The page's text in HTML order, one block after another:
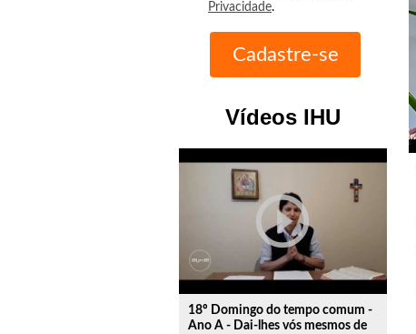
Privacidade.
Vídeos IHU
play_circle_outline
18º Domingo do tempo comum -
Ano A - Dai-lhes vós mesmos de